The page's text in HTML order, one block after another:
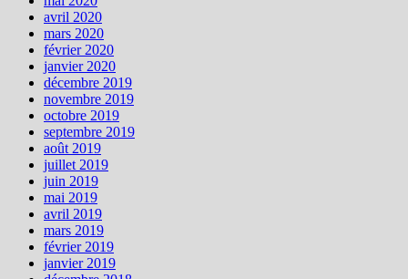
avril 2020
mars 2020
février 2020
janvier 2020
décembre 2019
novembre 2019
octobre 2019
septembre 2019
août 2019
juillet 2019
juin 2019
mai 2019
avril 2019
mars 2019
février 2019
janvier 2019